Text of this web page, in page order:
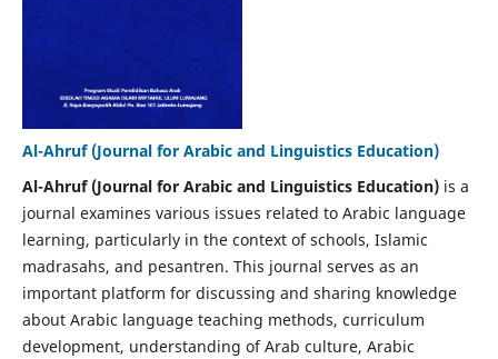
Al-Ahruf (Journal for Arabic and Linguistics Education)
Al-Ahruf (Journal for Arabic and Linguistics Education)is a
journal examines various issues related to Arabic language
learning, particularly in the context of schools, Islamic
madrasahs, and pesantren. This journal serves as an
important platform for discussing and sharing knowledge
about Arabic language teaching methods, curriculum
development, understanding of Arab culture, Arabic